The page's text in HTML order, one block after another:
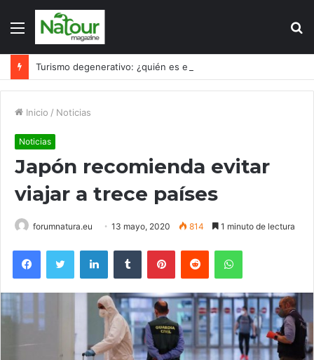
Menú
Inicio / Noticias
Noticias
Japón recomienda evitar
viajar a trece países
forumnatura.eu 13 mayo, 2020 814 1 minuto de lectura
FacebookTwitter LinkedInTumblr PinterestReddit WhatsApp